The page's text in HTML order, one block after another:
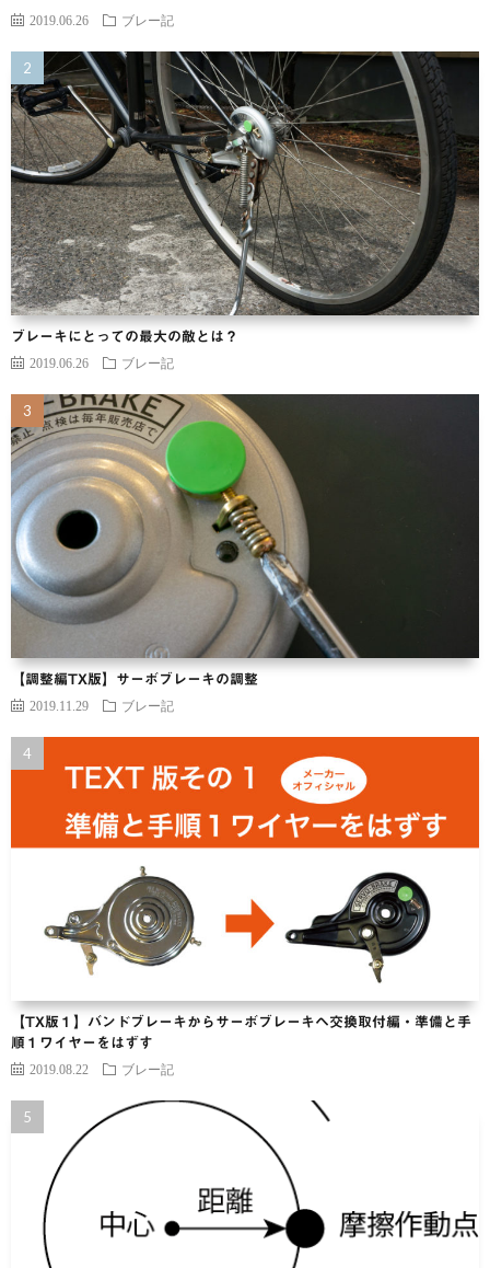
2019.06.26 ブレー記
ブレーキにとっての最大の敵とは？
2019.06.26 ブレー記
【調整編TX版】サーボブレーキの調整
2019.11.29 ブレー記
【TX版１】バンドブレーキからサーボブレーキヘ交換取付編・準備と手
順１ワイヤーをはずす
2019.08.22 ブレー記